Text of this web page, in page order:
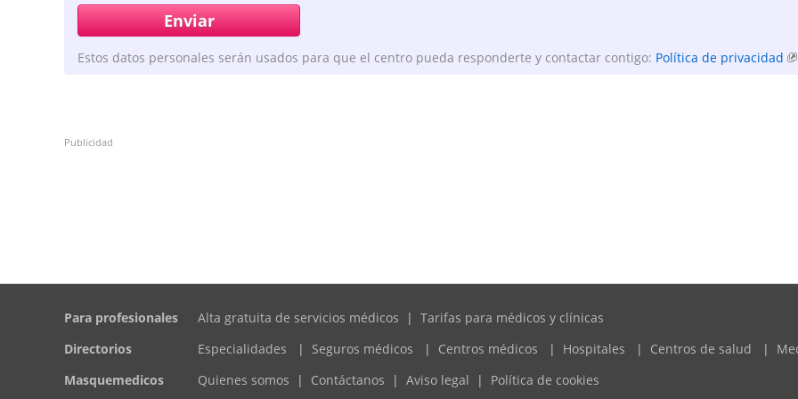
Estos datos personales serán usados para que el centro pueda responderte y contactar contigo: Política de privacidad
Publicidad
Para profesionales Alta gratuita de servicios médicos | Tarifas para médicos y clínicas
Directorios
Especialidades | Seguros médicos | Centros médicos | Hospitales | Centros de salud |
Masquemedicos
Quienes somos | Contáctanos | Aviso legal | Política de cookies